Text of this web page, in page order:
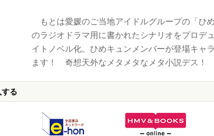
もとは愛媛のご当地アイドルグループの「ひめ
のラジオドラマ用に書かれたシナリオをプロデ
イトノベル化。ひめキュンメンバーが登場キャ
ます！ 奇想天外なメタメタなメタ小説デス！
る